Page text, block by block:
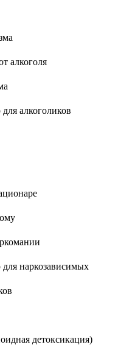
алкоголя
алкоголиков
наркозависимых
детоксикация)